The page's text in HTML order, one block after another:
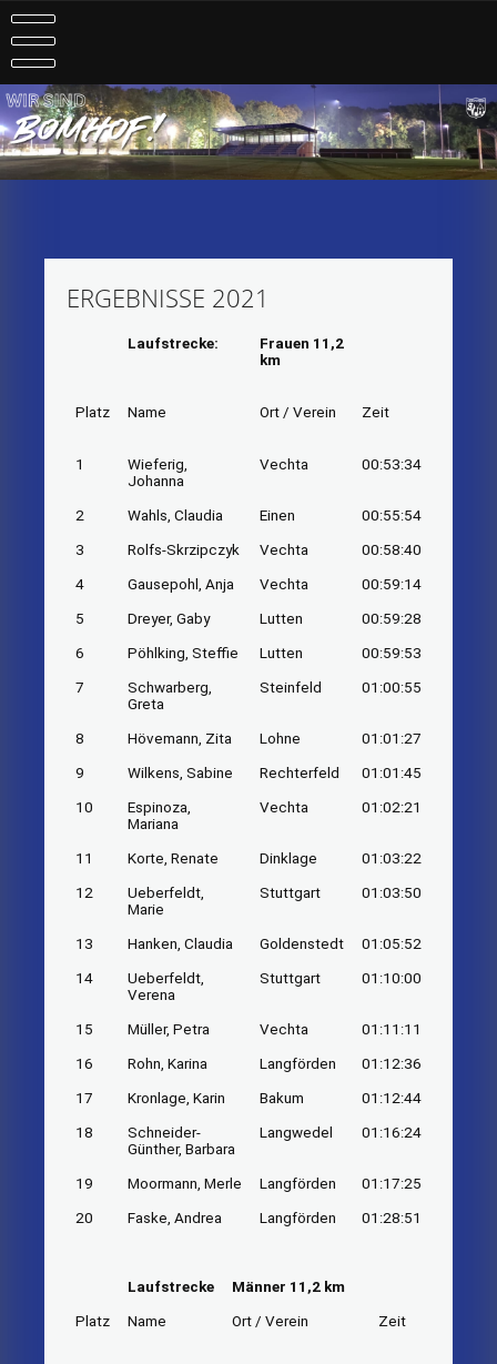
to
content
ERGEBNISSE 2021
Laufstrecke:
Frauen 11,2
km
Platz Name Ort / Verein Zeit
1
Wieferig,
Johanna
Vechta 00:53:34
2 Wahls, Claudia Einen 00:55:54
3 Rolfs-Skrzipczyk Vechta 00:58:40
4 Gausepohl, Anja Vechta 00:59:14
5 Dreyer, Gaby Lutten 00:59:28
6 Pöhlking, Steffie Lutten 00:59:53
7
Schwarberg,
Greta
Steinfeld 01:00:55
8 Hövemann, Zita Lohne 01:01:27
9 Wilkens, Sabine Rechterfeld 01:01:45
10
Espinoza,
Mariana
Vechta 01:02:21
11 Korte, Renate Dinklage 01:03:22
12
Ueberfeldt,
Marie
Stuttgart 01:03:50
13 Hanken, Claudia Goldenstedt 01:05:52
14
Ueberfeldt,
Verena
Stuttgart 01:10:00
15 Müller, Petra Vechta 01:11:11
16 Rohn, Karina Langförden 01:12:36
17 Kronlage, Karin Bakum 01:12:44
18
Schneider-
Günther, Barbara
Langwedel 01:16:24
19 Moormann, Merle Langförden 01:17:25
20 Faske, Andrea Langförden 01:28:51
Laufstrecke Männer 11,2 km
Platz Name Ort / Verein Zeit